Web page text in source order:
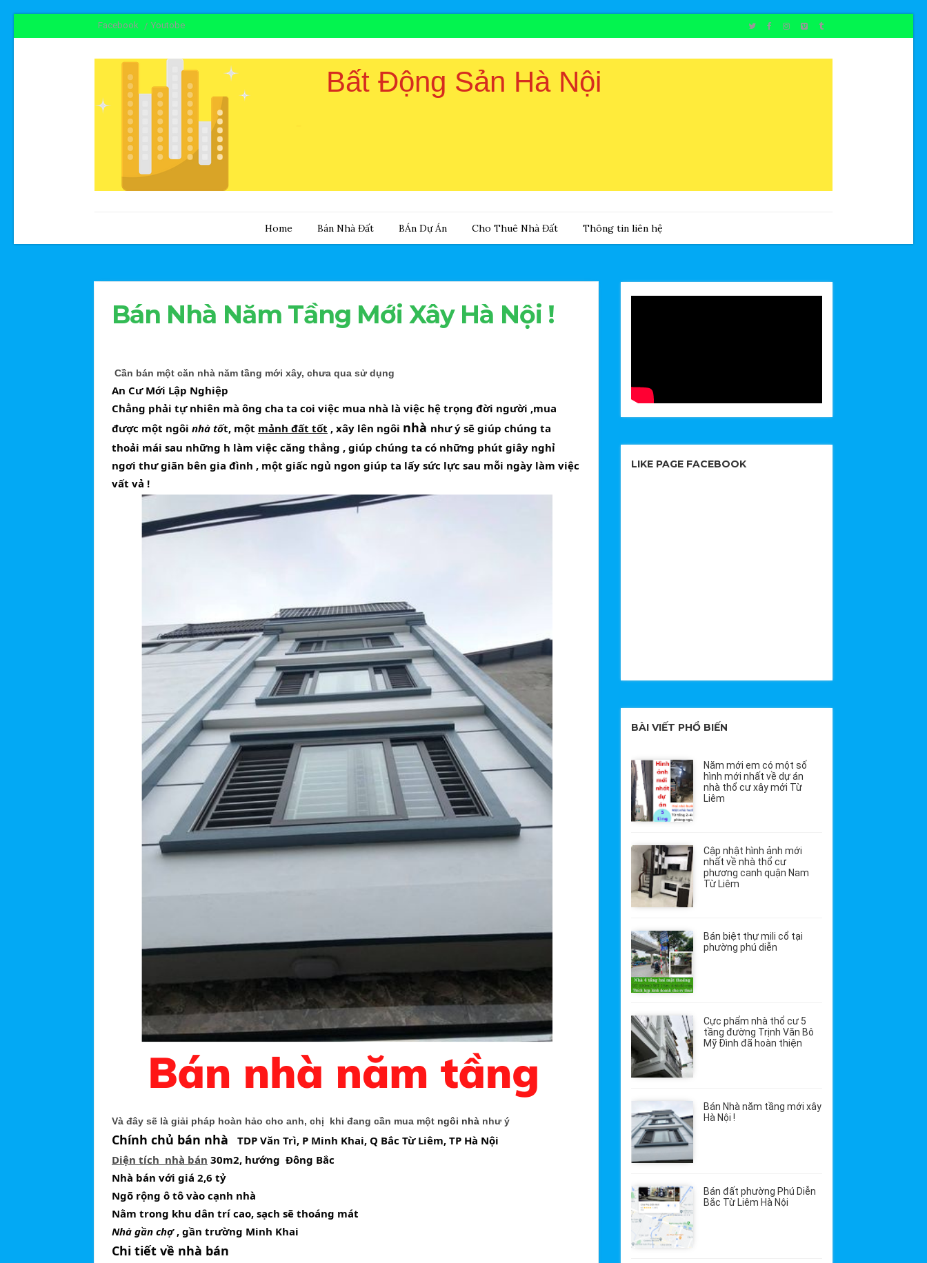
Facebook Youtobe
Bất Động Sản Hà Nội
Home Bán Nhà Đất BÁn Dự Án Cho Thuê Nhà Đất Thông tin liên hệ
Bán Nhà Năm Tầng Mới Xây Hà Nội !
Cần bán một căn nhà năm tầng mới xây, chưa qua sử dụng
An Cư Mới Lập Nghiệp
Chẳng phải tự nhiên mà ông cha ta coi việc mua nhà là việc hệ trọng đời người ,mua
được một ngôi nhà tốt, một mảnh đất tốt , xây lên ngôi nhà như ý sẽ giúp chúng ta
thoải mái sau những h làm việc căng thẳng , giúp chúng ta có những phút giây nghỉ
ngơi thư giãn bên gia đình , một giấc ngủ ngon giúp ta lấy sức lực sau mỗi ngày làm việc
vất vả !
Và đây sẽ là giải pháp hoàn hảo cho anh, chị khi đang cần mua một ngôi nhà như ý
Chính chủ bán nhà
  TDP Văn Trì, P Minh Khai, Q Bắc Từ Liêm, TP Hà Nội
Diện tích  nhà bán 30m2, hướng  Đông Bắc
Nhà bán với giá 2,6 tỷ
Ngõ rộng ô tô vào cạnh nhà
Nằm trong khu dân trí cao, sạch sẽ thoáng mát
Nhà gần chợ , gần trường Minh Khai
Chi tiết về nhà bán
LIKE PAGE FACEBOOK
BÀI VIẾT PHỔ BIẾN
Năm mới em có một số
hình mới nhất về dự án
nhà thổ cư xây mới Từ
Liêm
Cập nhật hình ảnh mới
nhất về nhà thổ cư
phương canh quận Nam
Từ Liêm
Bán biệt thự mili cổ tại
phường phú diễn
Cực phẩm nhà thổ cư 5
tầng đường Trịnh Văn Bô
Mỹ Đình đã hoàn thiện
Bán Nhà năm tầng mới xây
Hà Nội !
Bán đất phường Phú Diễn
Bắc Từ Liêm Hà Nội